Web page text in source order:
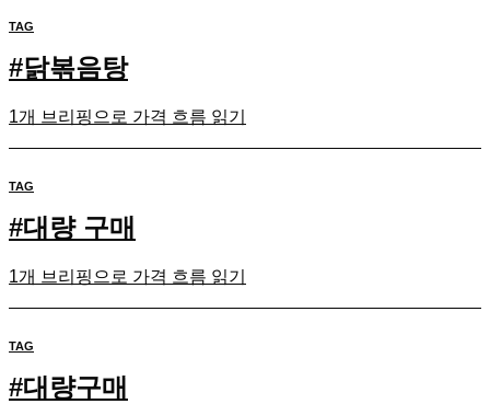
TAG
#닭볶음탕
1개 브리핑으로 가격 흐름 읽기
TAG
#대량 구매
1개 브리핑으로 가격 흐름 읽기
TAG
#대량구매